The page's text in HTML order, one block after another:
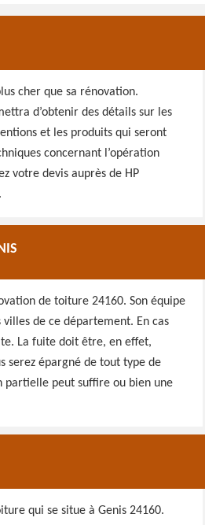
cher que sa rénovation.
d’obtenir des détails sur les
et les produits qui seront
concernant l’opération
votre devis auprès de HP
de toiture 24160. Son équipe
de ce département. En cas
La fuite doit être, en effet,
serez épargné de tout type de
partielle peut suffire ou bien une
qui se situe à Genis 24160.